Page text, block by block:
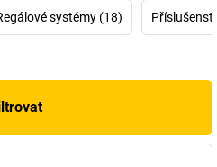
systémy (18)